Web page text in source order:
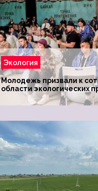
Экология
Молодежь призвали к
области экологических